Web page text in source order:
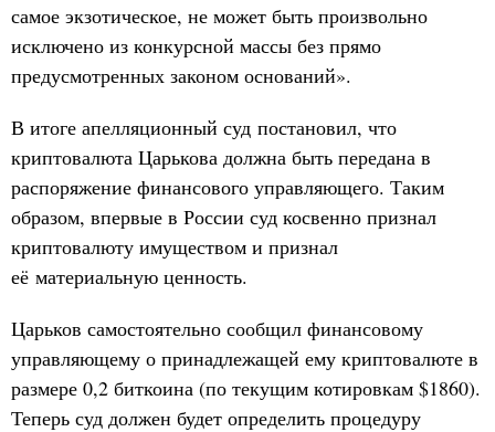
самое экзотическое, не может быть произвольно
исключено из конкурсной массы без прямо
предусмотренных законом оснований».
В итоге апелляционный суд постановил, что
криптовалюта Царькова должна быть передана в
распоряжение финансового управляющего. Таким
образом, впервые в России суд косвенно признал
криптовалюту имуществом и признал
её материальную ценность.
Царьков самостоятельно сообщил финансовому
управляющему о принадлежащей ему криптовалюте в
размере 0,2 биткоина (по текущим котировкам $1860).
Теперь суд должен будет определить процедуру